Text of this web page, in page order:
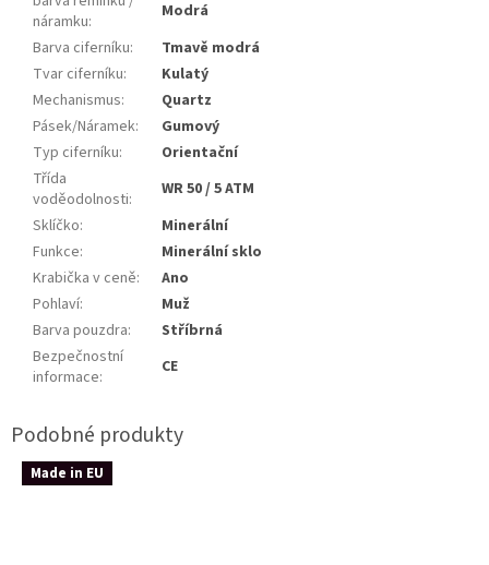
náramku:
Modrá
Barva ciferníku:
Tmavě modrá
Tvar ciferníku:
Kulatý
Mechanismus:
Quartz
Pásek/Náramek:
Gumový
Typ ciferníku:
Orientační
Třída
voděodolnosti:
WR 50 / 5 ATM
Sklíčko:
Minerální
Funkce:
Minerální sklo
Krabička v ceně:
Ano
Pohlaví:
Muž
Barva pouzdra:
Stříbrná
Bezpečnostní
informace: CE
Made in EU